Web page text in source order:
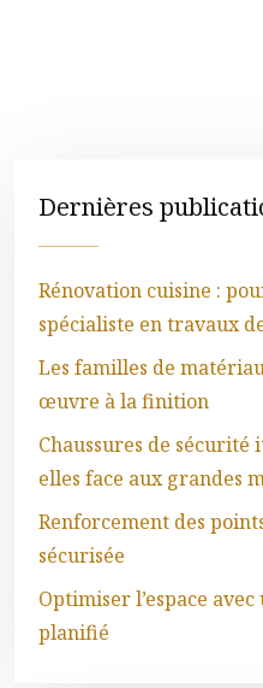
Dernières
Rénovation cuisine :
spécialiste en travaux
Les familles de
œuvre à la finition
Chaussures de sécurité
elles face aux grandes
Renforcement des
sécurisée
Optimiser l’espace
planifié